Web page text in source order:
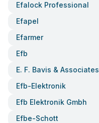
Efalock Professional
Efapel
Efarmer
Efb
E. F. Bavis & Associates
Efb-Elektronik
Efb Elektronik Gmbh
Efbe-Schott